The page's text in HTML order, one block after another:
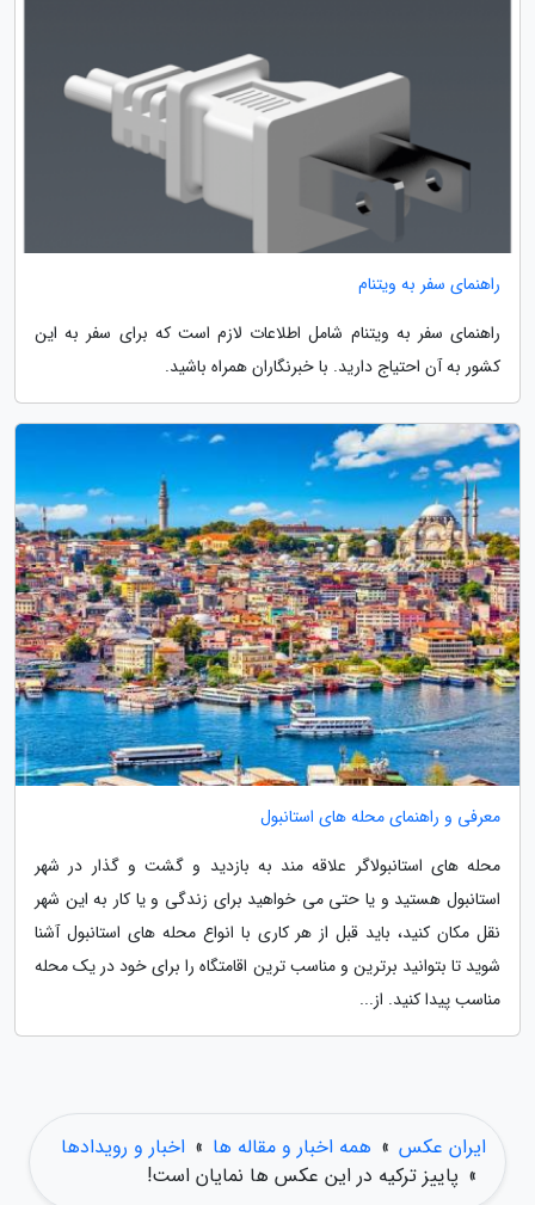
راهنمای سفر به ویتنام
راهنمای سفر به ویتنام شامل اطلاعات لازم است که برای سفر به این
کشور به آن احتیاج دارید. با خبرنگاران همراه باشید.
معرفی و راهنمای محله های استانبول
محله های استانبولاگر علاقه مند به بازدید و گشت و گذار در شهر
استانبول هستید و یا حتی می خواهید برای زندگی و یا کار به این شهر
نقل مکان کنید، باید قبل از هر کاری با انواع محله های استانبول آشنا
شوید تا بتوانید برترین و مناسب ترین اقامتگاه را برای خود در یک محله
مناسب پیدا کنید. از...
ایران عکس » همه اخبار و مقاله ها » اخبار و رویدادها
» پاییز ترکیه در این عکس ها نمایان است!